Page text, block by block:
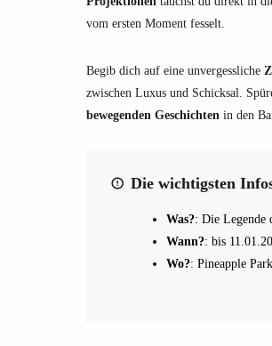
vom ersten Moment fesselt.
Begib dich auf eine unvergessliche
zwischen Luxus und Schicksal.
bewegenden Geschichten in den
Die wichtigsten
Was?: Die Legende
Wann?: bis
Wo?: Pineapple